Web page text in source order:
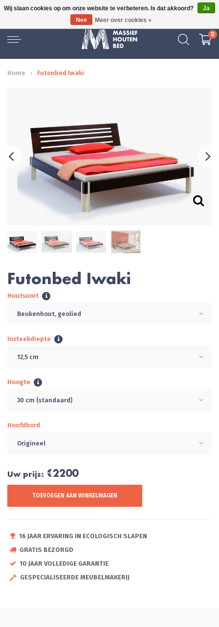
GRATIS BEZORGD
0
Home Futonbed Iwaki
Futonbed Iwaki
Houtsoort
Beukenhout, geolied
Insteekdiepte
12,5 cm
Hoogte
30 cm (standaard)
Hoofdbord
Origineel
Uw prijs: €2200
TOEVOEGEN AAN WINKELWAGEN
16 JAAR ERVARING IN ECOLOGISCH SLAPEN
GRATIS BEZORGD
10 JAAR VOLLEDIGE GARANTIE
GESPECIALISEERDE MEUBELMAKERIJ
Wij slaan cookies op om onze website te verbeteren. Is dat akkoord?
Ja
Nee
Meer over cookies »